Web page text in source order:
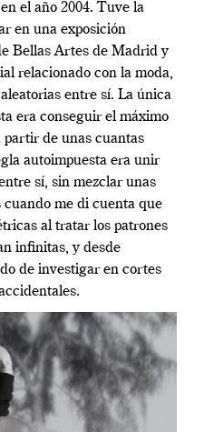
el año 2004. Tuve la
en una exposición
Bellas Artes de Madrid y
relacionado con la moda,
entre sí. La única
era conseguir el máximo
partir de unas cuantas
autoimpuesta era unir
sí, sin mezclar unas
me di cuenta que
al tratar los patrones
infinitas, y desde
de investigar en cortes